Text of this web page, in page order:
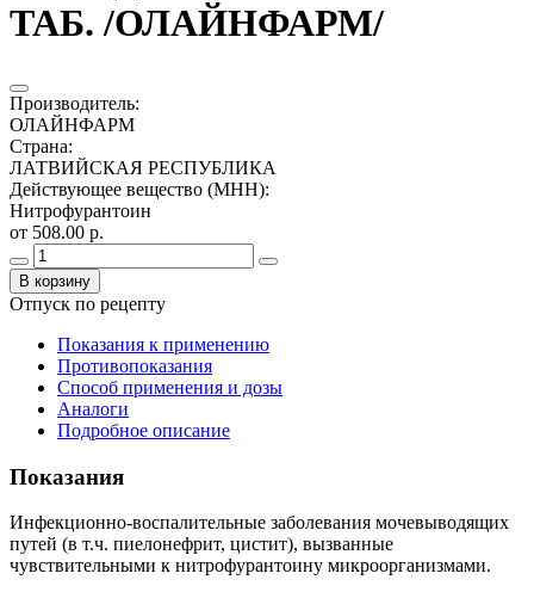
ТАБ. /ОЛАЙНФАРМ/
Производитель:
ОЛАЙНФАРМ
Страна:
ЛАТВИЙСКАЯ РЕСПУБЛИКА
Действующее вещество (МНН):
Нитрофурантоин
от 508.00 р.
В корзину
Отпуск по рецепту
Показания к применению
Противопоказания
Способ применения и дозы
Аналоги
Подробное описание
Показания
Инфекционно-воспалительные заболевания мочевыводящих
путей (в т.ч. пиелонефрит, цистит), вызванные
чувствительными к нитрофурантоину микроорганизмами.